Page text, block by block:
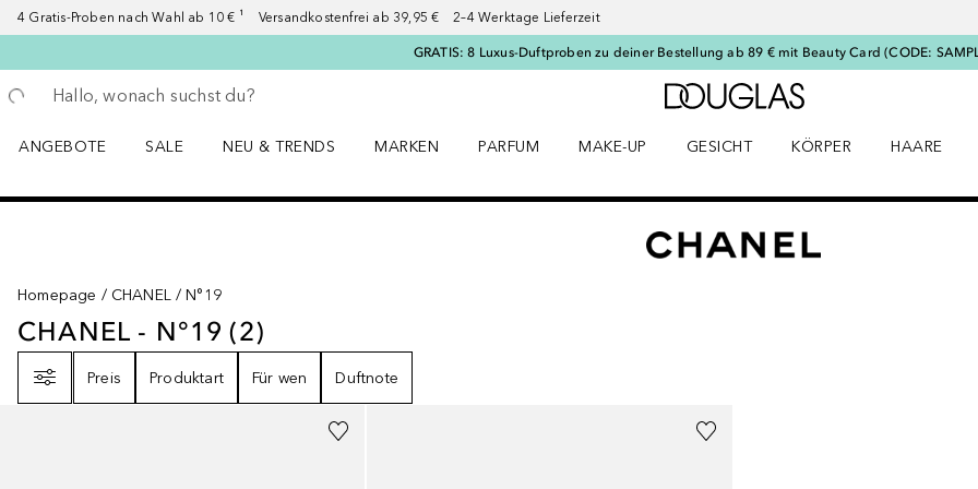
4 Gratis-Proben nach Wahl ab 10 € ¹ Versandkostenfrei ab 39,95 € 2–4 Werktage Lieferzeit
GRATIS: 8 Luxus-Duftproben zu deiner Bestellung ab 89 € mit Beauty Card (CODE:
Gehe zurück
Suche ausführen
Zur Douglas Startseite
ANGEBOTE
SALE
NEU & TRENDS
MARKEN
PARFUM
MAKE-UP
GESICHT
KÖRPER
HAARE
Homepage CHANEL N°19
CHANEL - N°192ERGEBNISSE
CHANEL - N°19 (2)
Preis
Produktart Für wen Duftnote